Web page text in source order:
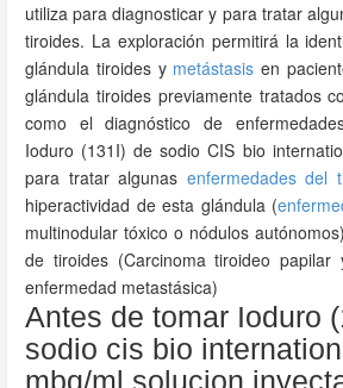
utiliza para diagnosticar y para tratar
tiroides. La exploración permitirá la
glándula tiroides y metástasis en
glándula tiroides previamente tratados
como el diagnóstico de
Ioduro (131I) de sodio CIS bio
para tratar algunas enfermedades del
hiperactividad de esta glándula (
multinodular tóxico o nódulos
de tiroides (Carcinoma tiroideo papilar
enfermedad metastásica)
Antes de tomar Ioduro
sodio cis bio
mbq/ml solucion